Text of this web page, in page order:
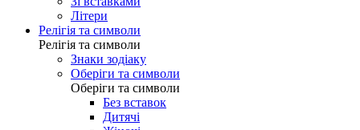
Літери
Релігія та символи
Релігія та символи
Знаки зодіаку
Оберіги та символи
Оберіги та символи
Без вставок
Дитячі